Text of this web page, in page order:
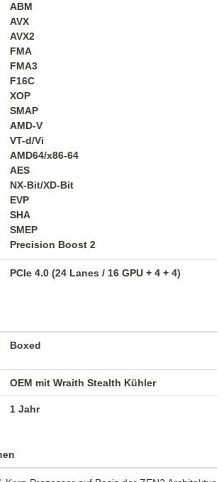
ABM
AVX
AVX2
FMA
FMA3
F16C
XOP
SMAP
AMD-V
VT-d/Vi
AMD64/x86-64
AES
NX-Bit/XD-Bit
EVP
SHA
SMEP
Precision Boost 2
PCIe 4.0 (24 Lanes / 16 GPU + 4 + 4)
Boxed
OEM mit Wraith Stealth Kühler
1 Jahr